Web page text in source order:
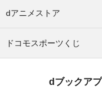
dアニメストア
ドコモスポーツくじ
dブックア